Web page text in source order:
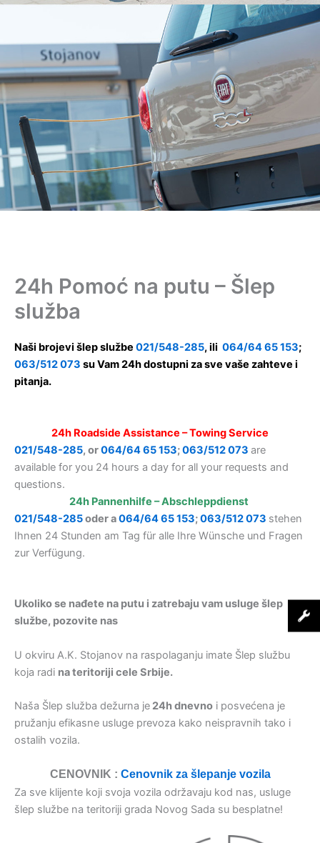
24h Pomoć na putu – Šlep
služba
Naši brojevi šlep službe 021/548-285, ili 064/64 65 153;
063/512 073 su Vam 24h dostupni za sve vaše zahteve i
pitanja.
24h Roadside Assistance – Towing Service
021/548-285, or064/64 65 153;063/512 073 are
available for you 24 hours a day for all your requests and
questions.
24h Pannenhilfe – Abschleppdienst
021/548-285oder a064/64 65 153;063/512 073 stehen
Ihnen 24 Stunden am Tag für alle Ihre Wünsche und Fragen
zur Verfügung.
Ukoliko se nađete na putu i zatrebaju vam usluge šlep
službe, pozovite nas
U okviru A.K. Stojanov na raspolaganju imate Šlep službu
koja radi na teritoriji cele Srbije.
Naša Šlep služba dežurna je 24h dnevno i posvećena je
pružanju efikasne usluge prevoza kako neispravnih tako i
ostalih vozila.
CENOVNIK : Cenovnik za šlepanje vozila
Za sve klijente koji svoja vozila održavaju kod nas, usluge
šlep službe na teritoriji grada Novog Sada su besplatne!